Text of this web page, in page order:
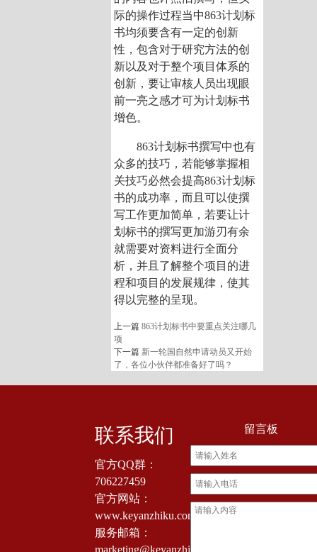
际的操作过程当中863计划标
书均须要含有一定的创新
性，包含对于研究方法的创
新以及对于整个项目体系的
创新，要让审核人员出现眼
前一亮之感才可为计划标书
增色。
863计划标书撰写中也有
众多的技巧，若能够掌握相
关技巧必然会提高863计划标
书的成功率，而且可以使撰
写工作更加简单，若要让计
划标书的撰写更加游刃有余
就需要对资料进行全面分
析，并且了解整个项目的进
程和项目的发展规律，使其
得以完整的呈现。
上一篇863计划标书中要重点关注哪几
项
下一篇 新一轮国自然申请动员又开始
了，各位小伙伴都准备好了吗？
联系我们
官方QQ群：
706227459
官方网站：
www.keyanzhiku.com
服务邮箱：
marketing@keyanzhiku.com
留言板